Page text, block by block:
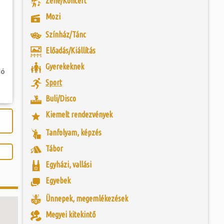
Témapark a
bemutató-
I. századi római
eredeti források
a városalapítás
Egyesület
egyben
a
A találkozó
játékkal és
a lépést a
Mozi
Színház/Tánc
Előadás/Kiállítás
Gyerekeknek
Sport
Buli/Disco
Kiemelt rendezvények
Tanfolyam, képzés
Tábor
Egyházi, vallási
Egyebek
Ünnepek, megemlékezések
Megyei kitekintő